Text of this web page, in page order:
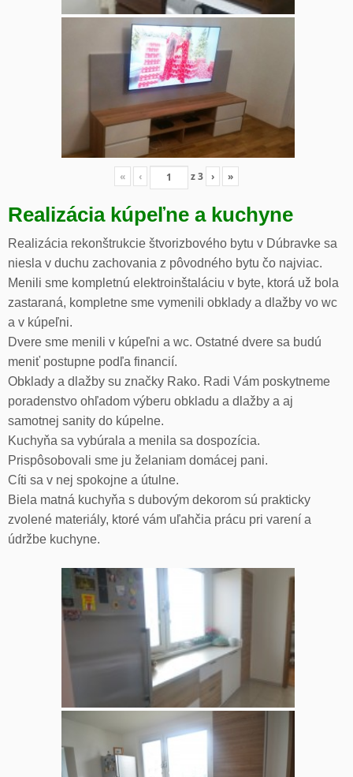
« ‹ z3 › »
Realizácia kúpeľne a kuchyne
Realizácia rekonštrukcie štvorizbového bytu v Dúbravke sa
niesla v duchu zachovania z pôvodného bytu čo najviac.
Menili sme kompletnú elektroinštaláciu v byte, ktorá už bola
zastaraná, kompletne sme vymenili obklady a dlažby vo wc
a v kúpeľni.
Dvere sme menili v kúpeľni a wc. Ostatné dvere sa budú
meniť postupne podľa financií.
Obklady a dlažby su značky Rako. Radi Vám poskytneme
poradenstvo ohľadom výberu obkladu a dlažby a aj
samotnej sanity do kúpelne.
Kuchyňa sa vybúrala a menila sa dospozícia.
Prispôsobovali sme ju želaniam domácej pani.
Cíti sa v nej spokojne a útulne.
Biela matná kuchyňa s dubovým dekorom sú prakticky
zvolené materiály, ktoré vám uľahčia prácu pri varení a
údržbe kuchyne.